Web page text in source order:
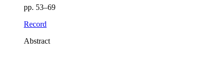
pp. 53–69
Record
Abstract